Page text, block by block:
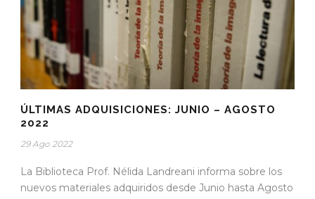
ÚLTIMAS ADQUISICIONES: JUNIO – AGOSTO
2022
29 Ago 2022
La Biblioteca Prof. Nélida Landreani informa sobre los
nuevos materiales adquiridos desde Junio hasta Agosto